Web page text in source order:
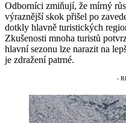
Odborníci zmiňují, že mírný
výraznější skok přišel po
dotkly hlavně turistických
Zkušenosti mnoha turistů
hlavní sezonu lze narazit na
je zdražení patrné.